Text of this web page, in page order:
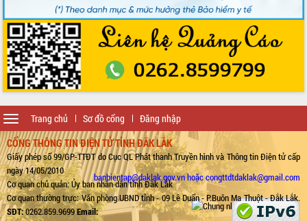
Trang chủ Sơ đồ cổng Đăng nhập
Toggle
navigation
CỔNG THÔNG TIN ĐIỆN TỬ TỈNH ĐẮK LẮK
Giấy phép số 99/GP-TTĐT do Cục QL Phát thanh Truyền hình và Thông tin Điện tử cấp
ngày 14/05/2010
Cơ quan chủ quản: Ủy ban nhân dân tỉnh Đắk Lắk
Cơ quan thường trực: Văn phòng UBND tỉnh - 09 Lê Duẩn - P.Buôn Ma Thuột - Đắk Lắk.
SĐT:0262.859.9699Email:
banbientap@daklak.gov.vn hoặc congttdtdaklak@gmail.com